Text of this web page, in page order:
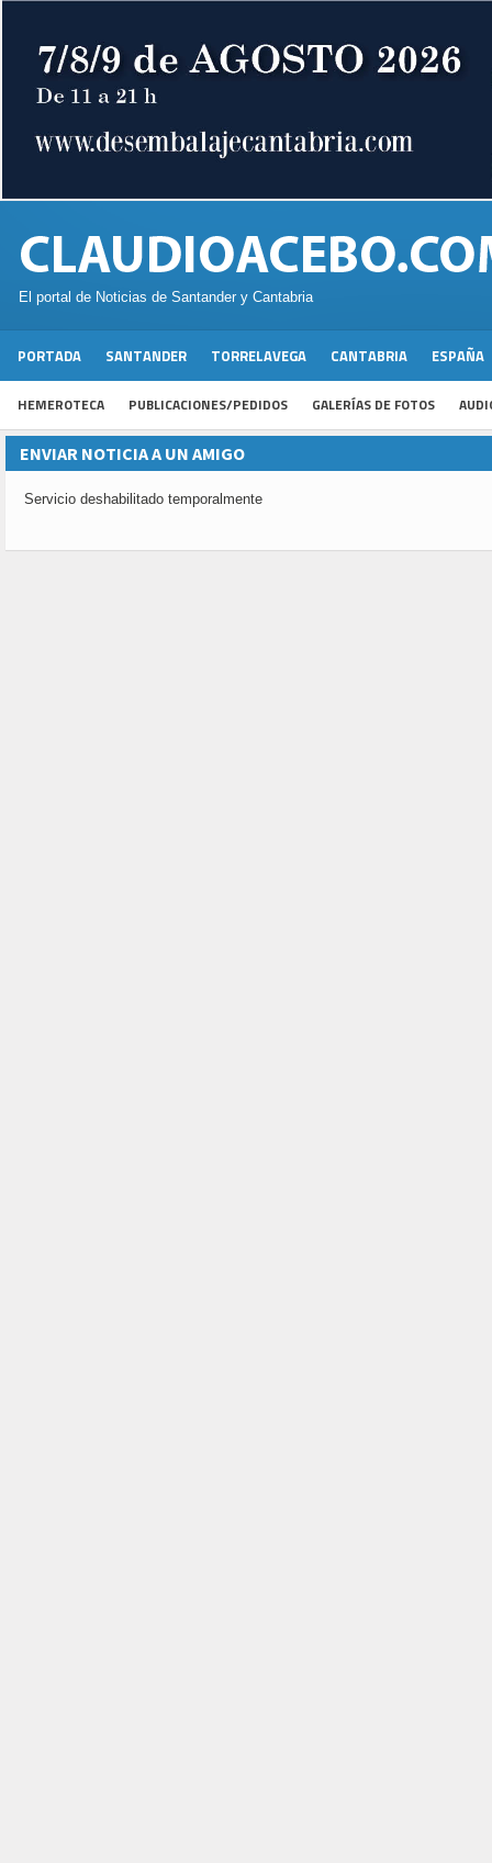
El portal de Noticias de Santander y Cantabria
PORTADA SANTANDER TORRELAVEGA CANTABRIA ESPAÑA
HEMEROTECA PUBLICACIONES/PEDIDOS GALERÍAS DE FOTOS
ENVIAR NOTICIA A UN AMIGO
Servicio deshabilitado temporalmente